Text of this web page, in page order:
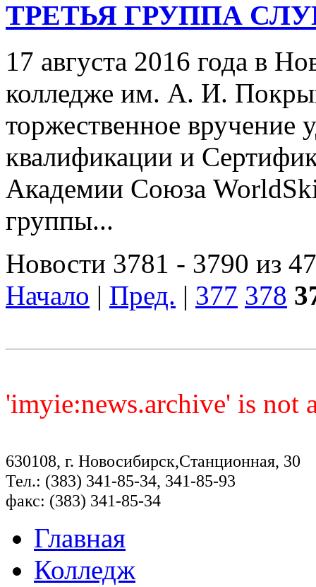
ТРЕТЬЯ ГРУППА
17 августа 2016 года в
колледже им. А. И.
торжественное
квалификации и
Академии Союза
группы...
Новости 3781 - 3790 из
Начало | Пред. | 377 378
'imyie:news.archive' is not
630108, г. Новосибирск,Станционная, 30
Тел.: (383) 341-85-34, 341-85-93
факс: (383) 341-85-34
Главная
Колледж